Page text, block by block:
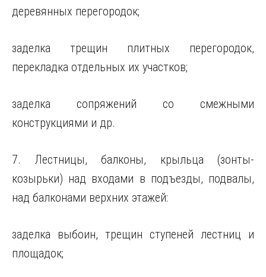
деревянных перегородок;
заделка трещин плитных перегородок,
перекладка отдельных их участков;
заделка сопряжений со смежными
конструкциями и др.
7. Лестницы, балконы, крыльца (зонты-
козырьки) над входами в подъезды, подвалы,
над балконами верхних этажей:
заделка выбоин, трещин ступеней лестниц и
площадок;